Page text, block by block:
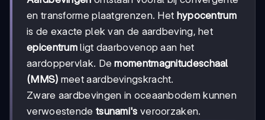
en transforme plaatgrenzen. Het hypocentrum
is de exacte plek van de aardbeving, het
epicentrum ligt daarbovenop aan het
aardoppervlak. Demomentmagnitudeschaal
(MMS) meet aardbevingskracht.
Zware aardbevingen in oceaanbodem kunnen
verwoestende tsunami's veroorzaken.